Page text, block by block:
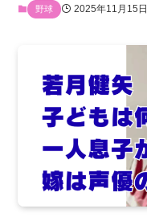
野球 2025年11月15日